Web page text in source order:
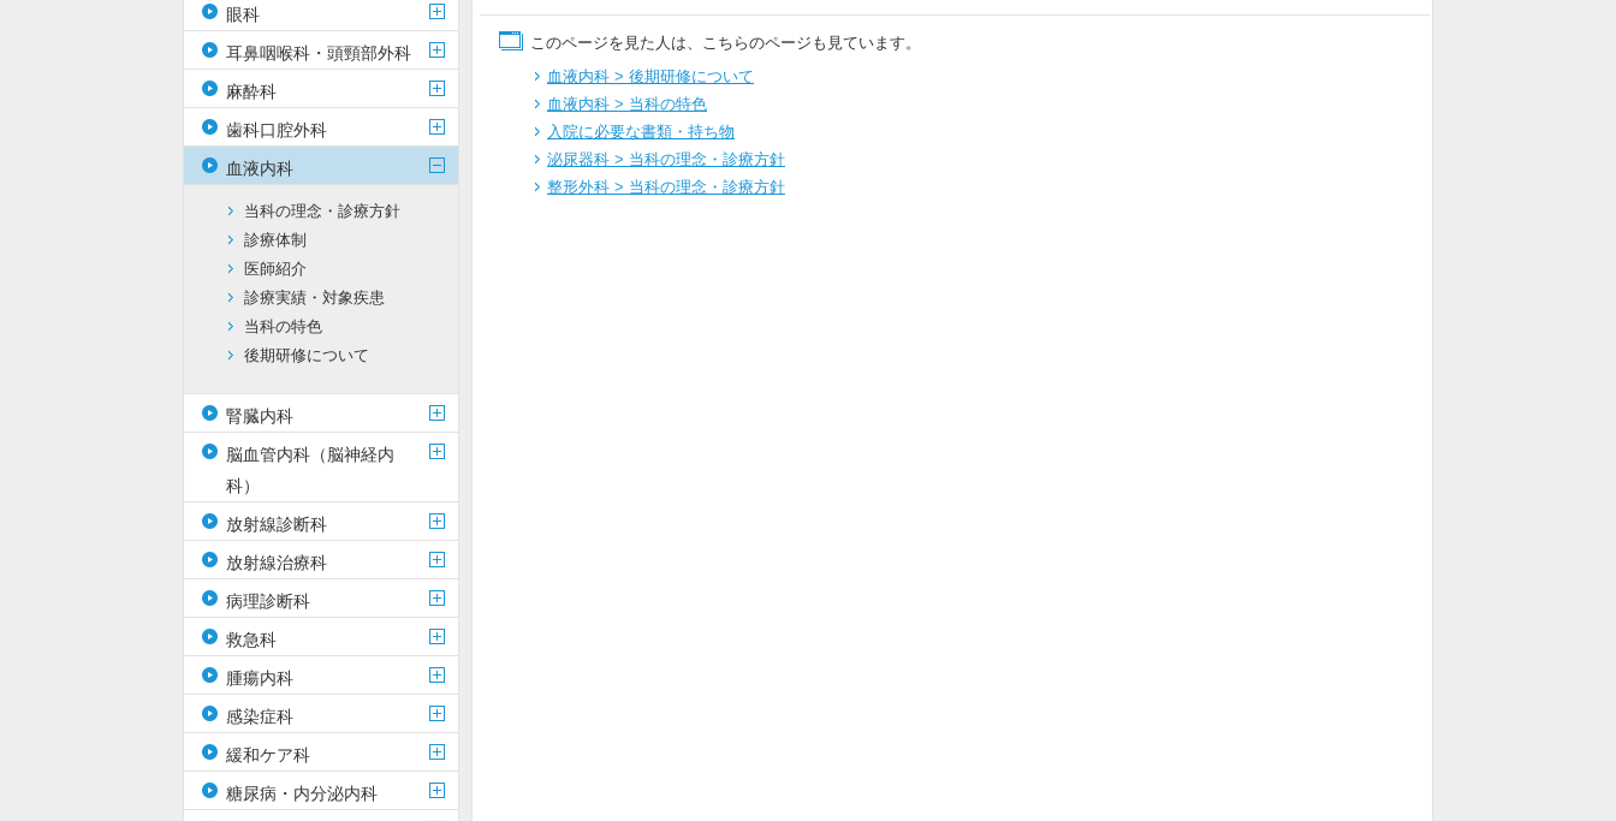
このページを見た人は、こちらのページも見ています。
血液内科 > 後期研修について
血液内科 > 当科の特色
入院に必要な書類・持ち物
泌尿器科 > 当科の理念・診療方針
整形外科 > 当科の理念・診療方針
眼科
耳鼻咽喉科・頭頸部外科
麻酔科
歯科口腔外科
血液内科
当科の理念・診療方針
診療体制
医師紹介
診療実績・対象疾患
当科の特色
後期研修について
腎臓内科
脳血管内科（脳神経内
科）
放射線診断科
放射線治療科
病理診断科
救急科
腫瘍内科
感染症科
緩和ケア科
糖尿病・内分泌内科